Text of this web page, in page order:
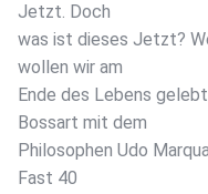
Jetzt. Doch
was ist dieses Jetzt?
wollen wir am
Ende des Lebens
Bossart mit dem
Philosophen Udo
Fast 40